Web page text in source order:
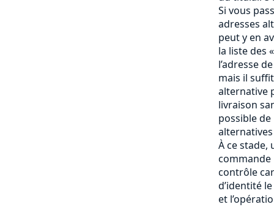
Si vous
adresses
peut y en
la liste des
l’adresse
mais il
alternative
livraison
possible
À ce stade,
commande
contrôle
d’identité
et